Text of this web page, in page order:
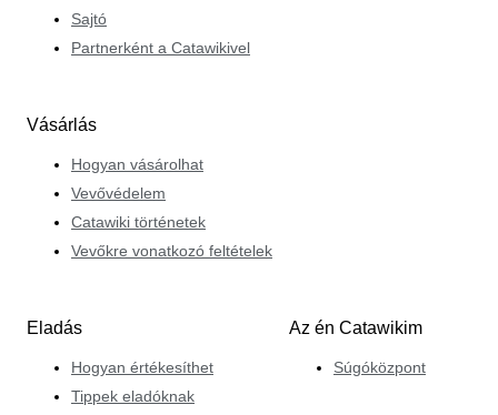
Sajtó
Partnerként a Catawikivel
Vásárlás
Hogyan vásárolhat
Vevővédelem
Catawiki történetek
Vevőkre vonatkozó feltételek
Eladás
Hogyan értékesíthet
Tippek eladóknak
Az én Catawikim
Súgóközpont